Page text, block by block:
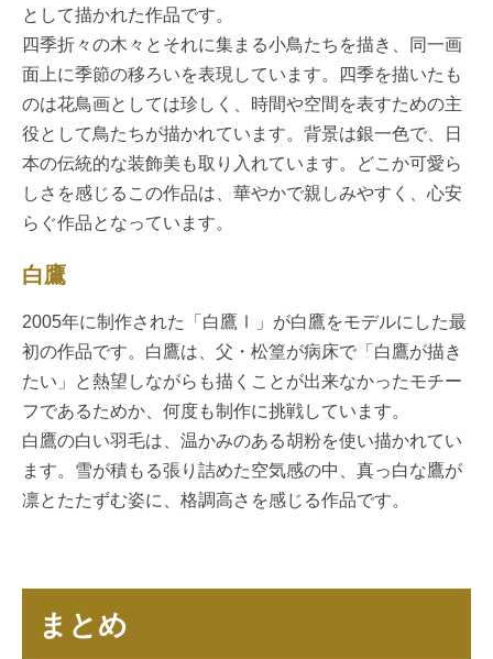
として描かれた作品です。
四季折々の木々とそれに集まる小鳥たちを描き、同一画
面上に季節の移ろいを表現しています。四季を描いたも
のは花鳥画としては珍しく、時間や空間を表すための主
役として鳥たちが描かれています。背景は銀一色で、日
本の伝統的な装飾美も取り入れています。どこか可愛ら
しさを感じるこの作品は、華やかで親しみやすく、心安
らぐ作品となっています。
白鷹
2005年に制作された「白鷹Ⅰ」が白鷹をモデルにした最
初の作品です。白鷹は、父・松篁が病床で「白鷹が描き
たい」と熱望しながらも描くことが出来なかったモチー
フであるためか、何度も制作に挑戦しています。
白鷹の白い羽毛は、温かみのある胡粉を使い描かれてい
ます。雪が積もる張り詰めた空気感の中、真っ白な鷹が
凛とたたずむ姿に、格調高さを感じる作品です。
まとめ